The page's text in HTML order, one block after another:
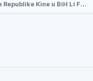
Ambasadorka Narodne Republike Kine u BiH Li Fan posjetila Doboj